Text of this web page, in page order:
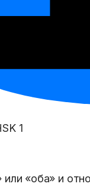
1
или «оба» и